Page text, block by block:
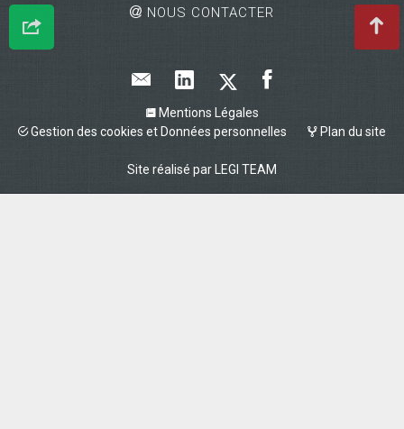
NOUS CONTACTER
Mentions Légales
Gestion des cookies et Données personnelles
Plan du site
Site réalisé par LEGI TEAM